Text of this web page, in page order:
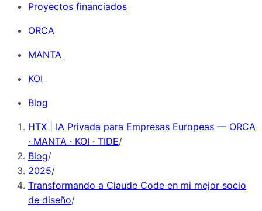
Proyectos financiados
ORCA
MANTA
KOI
Blog
HTX | IA Privada para Empresas Europeas — ORCA
· MANTA · KOI · TIDE/
Blog/
2025/
Transformando a Claude Code en mi mejor socio
de diseño/